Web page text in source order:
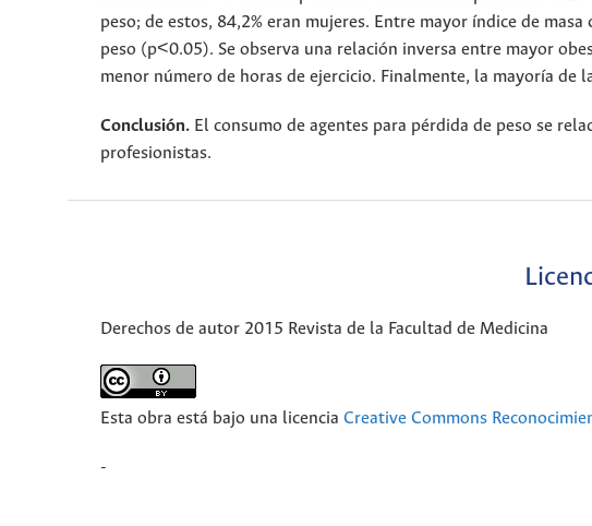
peso; de estos, 84,2% eran mujeres. Entre mayor índice de
peso (p<0.05). Se observa una relación inversa entre mayor
menor número de horas de ejercicio. Finalmente, la mayoría de
Conclusión. El consumo de agentes para pérdida de peso se
profesionistas.
Derechos de autor 2015 Revista de la Facultad de Medicina
Esta obra está bajo una licencia Creative Commons
-